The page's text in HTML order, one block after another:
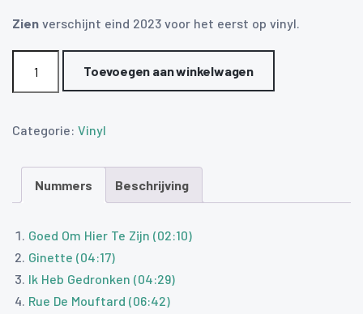
Zien verschijnt eind 2023 voor het eerst op vinyl.
Toevoegen aan winkelwagen
Categorie: Vinyl
Nummers Beschrijving
Goed Om Hier Te Zijn (02:10)
Ginette (04:17)
Ik Heb Gedronken (04:29)
Rue De Mouftard (06:42)